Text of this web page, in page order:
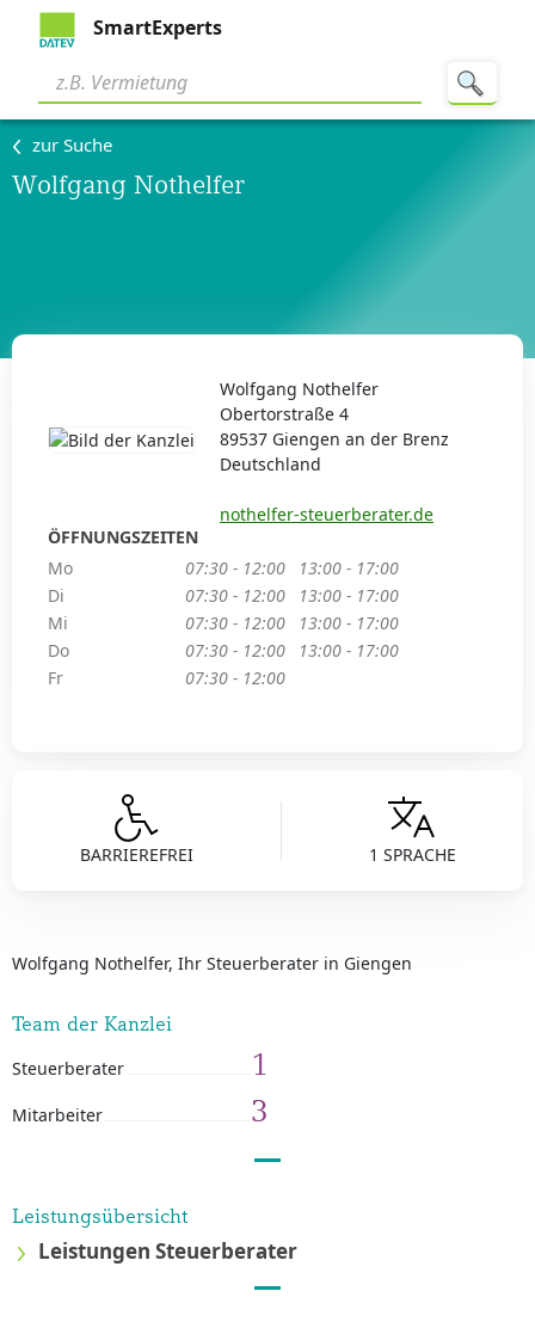
SmartExperts
zur Suche
Wolfgang Nothelfer
BARRIEREFREI 1 SPRACHE
Wolfgang Nothelfer, Ihr Steuerberater in Giengen
Team der Kanzlei
Steuerberater 1
Mitarbeiter 3
Leistungsübersicht
Leistungen Steuerberater
Wolfgang Nothelfer
Obertorstraße 4
89537 Giengen an der Brenz
Deutschland
nothelfer-steuerberater.de
ÖFFNUNGSZEITEN
Mo
07:30 - 12:00
13:00 - 17:00
Di
07:30 - 12:00
13:00 - 17:00
Mi
07:30 - 12:00
13:00 - 17:00
Do
07:30 - 12:00
13:00 - 17:00
Fr
07:30 - 12:00